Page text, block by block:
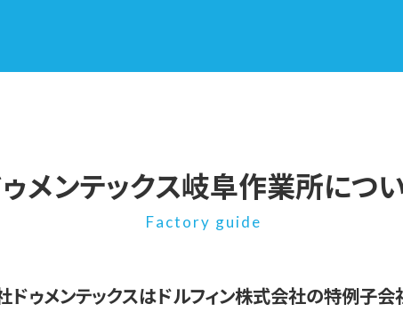
ゥメンテックス岐阜作業所につ
Factory guide
ドゥメンテックスはドルフィン株式会社の特例子会